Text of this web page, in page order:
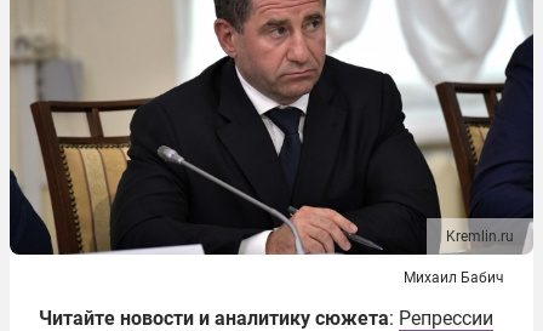
Kremlin.ru
Михаил Бабич
Читайте новости и аналитику сюжета: Репрессии